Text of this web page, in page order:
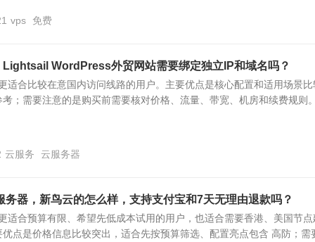
vps 免费
WordPress外贸网站需要绑定独立IP和域名吗？
适合比较在意国内访问线路的用户。主要优点是核心配置和适用场景比
；需要注意的是购买前需要核对价格、流量、带宽、机房和续费规则。
云服务 云服务器
务器，新鸟云的怎么样，支持支付宝和7天无理由退款吗？
适合预算有限、希望先低成本试用的用户，也适合需要香港、美国节点
点是价格信息比较突出，适合先按预算筛选、配置亮点包含 高防；需